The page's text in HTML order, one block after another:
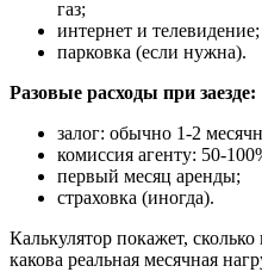
газ;
интернет и телевидение;
парковка (если нужна).
Разовые расходы при заезде:
залог: обычно 1-2
комиссия агенту: 50-
первый месяц аренды;
страховка (иногда).
Калькулятор покажет,
какова реальная месячная